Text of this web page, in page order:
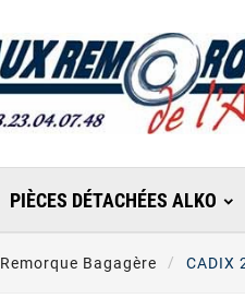
PIÈCES DÉTACHÉES ALKO
Remorque Bagagère CADIX